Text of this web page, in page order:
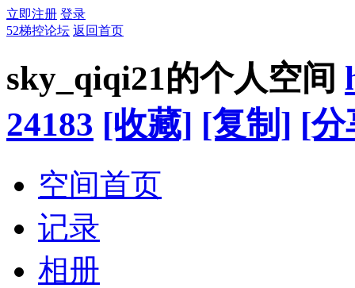
立即注册 登录
52梯控论坛 返回首页
sky_qiqi21的个人空间
24183 [收藏] [复制] [分
空间首页
记录
相册